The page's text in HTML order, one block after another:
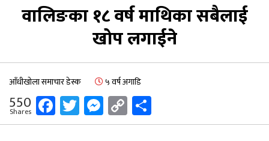
वालिङका १८ वर्ष माथिका सबैलाई
खोप लगाईने
आँधीखोला समाचार डेस्क ५ वर्ष अगाडि
550
Shares Facebook
Twitter
Messenger
Copy
Link